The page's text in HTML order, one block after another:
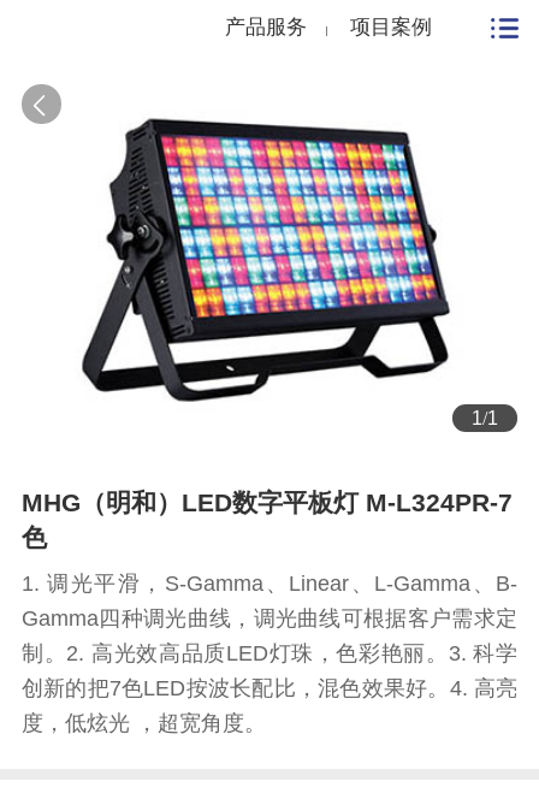
产品服务 项目案例
1/1
MHG（明和）LED数字平板灯 M-L324PR-7
色
1. 调光平滑，S-Gamma、Linear、L-Gamma、B-
Gamma四种调光曲线，调光曲线可根据客户需求定
制。2. 高光效高品质LED灯珠，色彩艳丽。3. 科学
创新的把7色LED按波长配比，混色效果好。4. 高亮
度，低炫光 ，超宽角度。